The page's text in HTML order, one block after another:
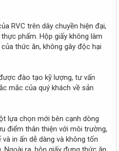
RVC trên dây chuyền hiện đại,
phẩm. Hộp giấy không làm
thức ăn, không gây độc hại
đào tạo kỹ lượng, tư vấn
mắc của quý khách về sản
lựa chọn mới bên cạnh dòng
điểm thân thiện với môi trường,
in ấn dễ dàng và không tốn